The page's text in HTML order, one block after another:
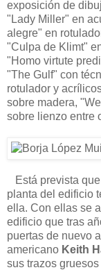
exposición de
"Lady Miller" en
alegre" en
"Culpa de Klimt"
"Homo virtute
"The Gulf" con
rotulador y
sobre madera,
sobre lienzo entre
Está prevista
planta del edificio
ella. Con ellas se
edificio que tras
puertas de nuevo
americano Keith
sus trazos